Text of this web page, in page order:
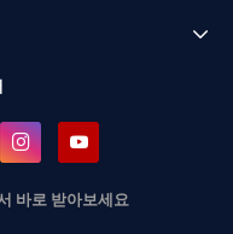
바로 받아보세요